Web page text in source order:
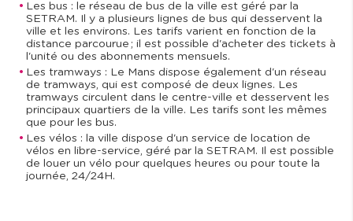
Les bus : le réseau de bus de la ville est géré par la
SETRAM. Il y a plusieurs lignes de bus qui desservent la
ville et les environs. Les tarifs varient en fonction de la
distance parcourue ; il est possible d'acheter des tickets à
l'unité ou des abonnements mensuels.
Les tramways : Le Mans dispose également d'un réseau
de tramways, qui est composé de deux lignes. Les
tramways circulent dans le centre-ville et desservent les
principaux quartiers de la ville. Les tarifs sont les mêmes
que pour les bus.
Les vélos : la ville dispose d'un service de location de
vélos en libre-service, géré par la SETRAM. Il est possible
de louer un vélo pour quelques heures ou pour toute la
journée, 24/24H.